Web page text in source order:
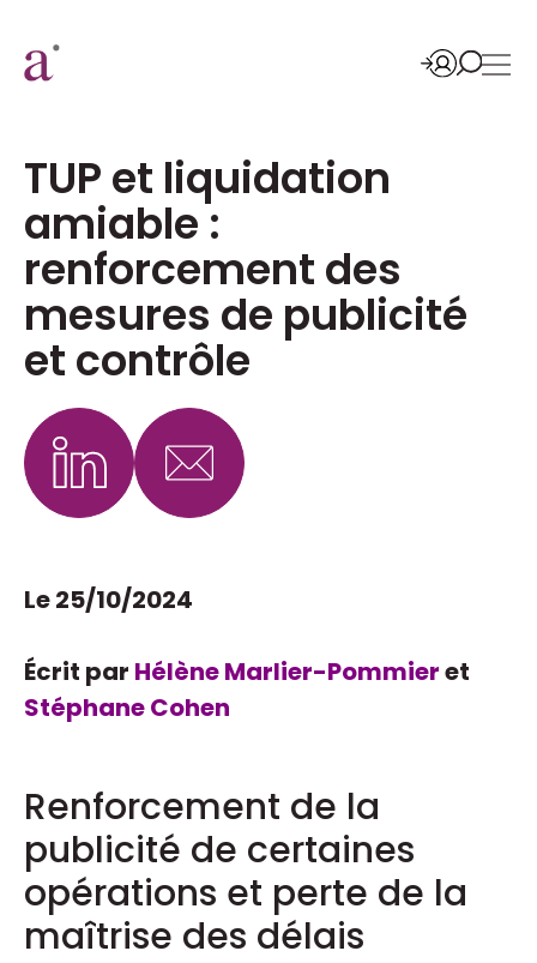
TUP et liquidation
amiable :
renforcement des
mesures de publicité
et contrôle
Le 25/10/2024
Écrit par Hélène Marlier-Pommieret
Stéphane Cohen
Renforcement de la
publicité de certaines
opérations et perte de la
maîtrise des délais